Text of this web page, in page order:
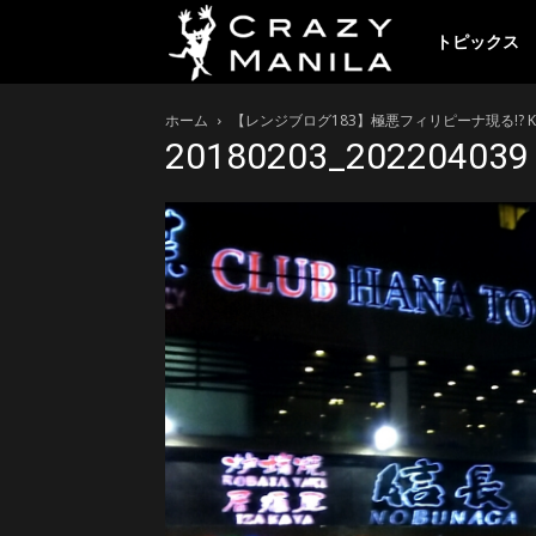
レ
イ
ジ
マ
トピックス
ホーム 【レンジブログ183】極悪フィリピーナ現る!?
20180203_202204039